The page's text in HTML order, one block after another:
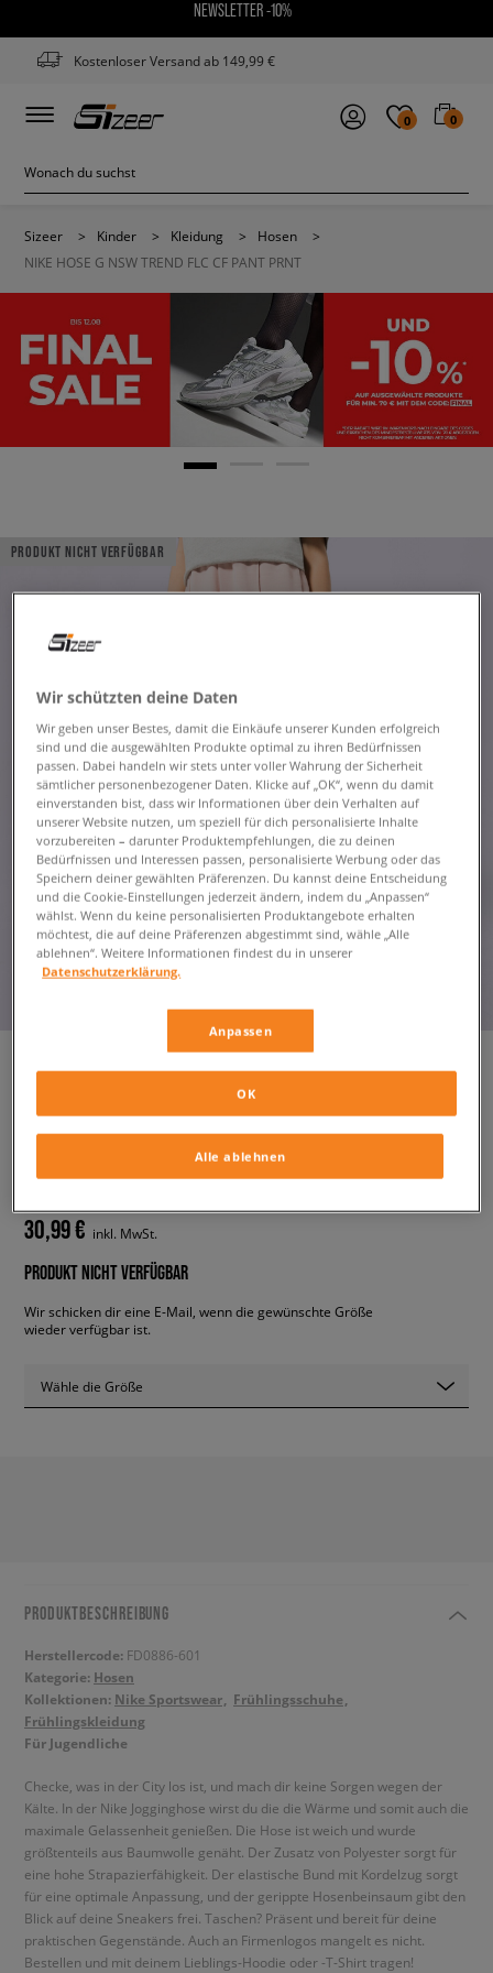
NEWSLETTER -10%
Kostenloser Versand ab 149,99 €
0 0
Sizeer > Kinder > Kleidung > Hosen
>
NIKE HOSE G NSW TREND FLC CF PANT PRNT
PRODUKT NICHT VERFÜGBAR
NIKE HOSE G NSW TREND FLC
CF PANT PRNT
30,99 € inkl. MwSt.
PRODUKT NICHT VERFÜGBAR
Wir schicken dir eine E-Mail, wenn die gewünschte Größe
wieder verfügbar ist.
Wähle die Größe
PRODUKTBESCHREIBUNG
Herstellercode: FD0886-601
Kategorie: Hosen
Kollektionen: Nike Sportswear
Frühlingsschuhe
Frühlingskleidung
Für Jugendliche
Checke, was in der City los ist, und mach dir keine Sorgen wegen der
Kälte. In der Nike Jogginghose wirst du die die Wärme und somit auch die
maximale Gelassenheit genießen. Die Hose ist weich und wurde
größtenteils aus Baumwolle genäht. Der Zusatz von Polyester sorgt für
eine hohe Strapazierfähigkeit. Der elastische Bund mit Kordelzug sorgt
für eine optimale Anpassung, und der gerippte Hosenbeinsaum gibt den
Blick auf deine Sneakers frei. Taschen? Präsent und bereit für deine
praktischen Gegenstände. Auch an Firmenlogos mangelt es nicht.
Bestellen und mit deinem Lieblings-Hoodie oder -T-Shirt tragen!
Wir schützten deine Daten
Wir geben unser Bestes, damit die Einkäufe unserer Kunden erfolgreich
sind und die ausgewählten Produkte optimal zu ihren Bedürfnissen
passen. Dabei handeln wir stets unter voller Wahrung der Sicherheit
sämtlicher personenbezogener Daten. Klicke auf „OK“, wenn du damit
einverstanden bist, dass wir Informationen über dein Verhalten auf
unserer Website nutzen, um speziell für dich personalisierte Inhalte
vorzubereiten – darunter Produktempfehlungen, die zu deinen
Bedürfnissen und Interessen passen, personalisierte Werbung oder das
Speichern deiner gewählten Präferenzen. Du kannst deine Entscheidung
und die Cookie-Einstellungen jederzeit ändern, indem du „Anpassen“
wählst. Wenn du keine personalisierten Produktangebote erhalten
möchtest, die auf deine Präferenzen abgestimmt sind, wähle „Alle
ablehnen“. Weitere Informationen findest du in unserer
Datenschutzerklärung.
Anpassen
Alle ablehnen
OK